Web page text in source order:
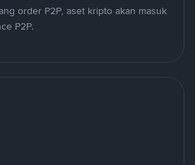
order P2P, aset kripto akan masuk
P2P.